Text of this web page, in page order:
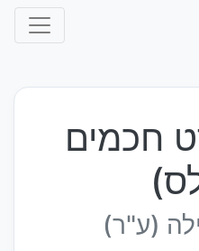
חכמים
(ע"ר)